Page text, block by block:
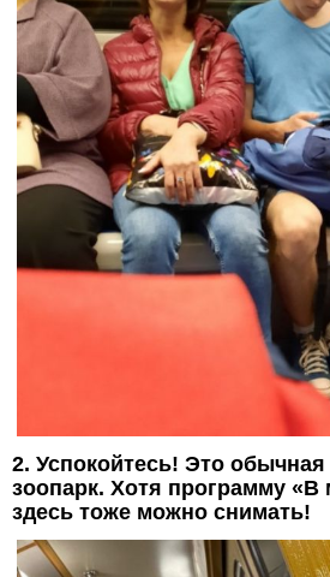
2. Успокойтесь! Это
зоопарк. Хотя программу
здесь тоже можно снимать!